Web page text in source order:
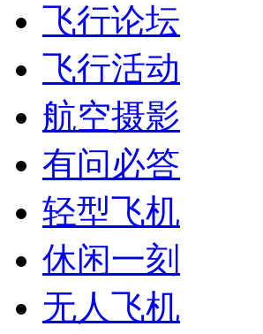
飞行论坛
飞行活动
航空摄影
有问必答
轻型飞机
休闲一刻
无人飞机